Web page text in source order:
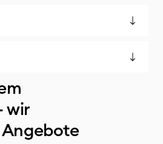
wir